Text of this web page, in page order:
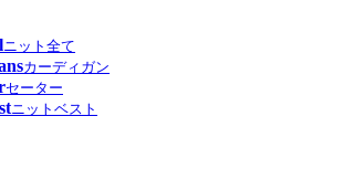
ニット全て
カーディガン
セーター
ニットベスト